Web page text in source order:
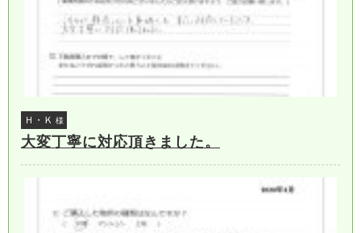
Ｈ・Ｋ 様
大変丁寧に対応頂きました。